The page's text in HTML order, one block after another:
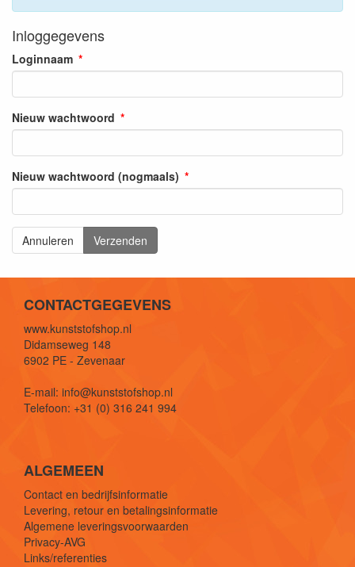
Inloggegevens
Loginnaam
Nieuw wachtwoord
Nieuw wachtwoord (nogmaals)
Annuleren Verzenden
CONTACTGEGEVENS
www.kunststofshop.nl
Didamseweg 148
6902 PE - Zevenaar
E-mail: info@kunststofshop.nl
Telefoon: +31 (0) 316 241 994
ALGEMEEN
Contact en bedrijfsinformatie
Levering, retour en betalingsinformatie
Algemene leveringsvoorwaarden
Privacy-AVG
Links/referenties